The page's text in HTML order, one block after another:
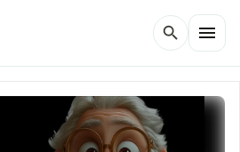
search menu